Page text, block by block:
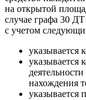
на открытой
случае графа 30
с учетом
указывается
указывается
нахождения
указывается